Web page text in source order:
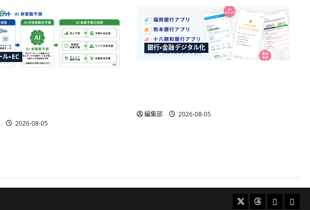
・EC
2026-08-05
銀行・金融デジタル化
編集部 2026-08-05
X ThreadsBluesky